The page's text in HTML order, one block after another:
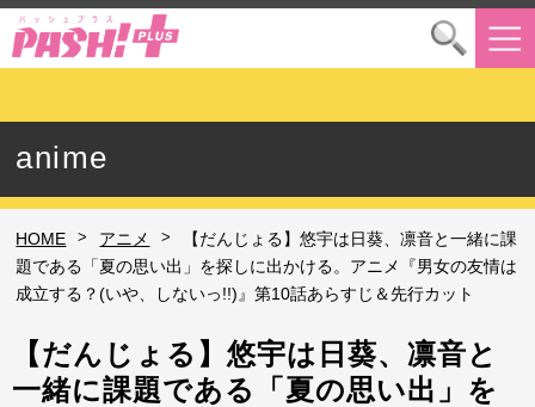
anime
HOME > アニメ >
【だんじょる】悠宇は日葵、凛音と一緒に課
題である「夏の思い出」を探しに出かける。アニメ『男女の友情は
成立する？(いや、しないっ!!)』第10話あらすじ＆先行カット
【だんじょる】悠宇は日葵、凛音と
一緒に課題である「夏の思い出」を